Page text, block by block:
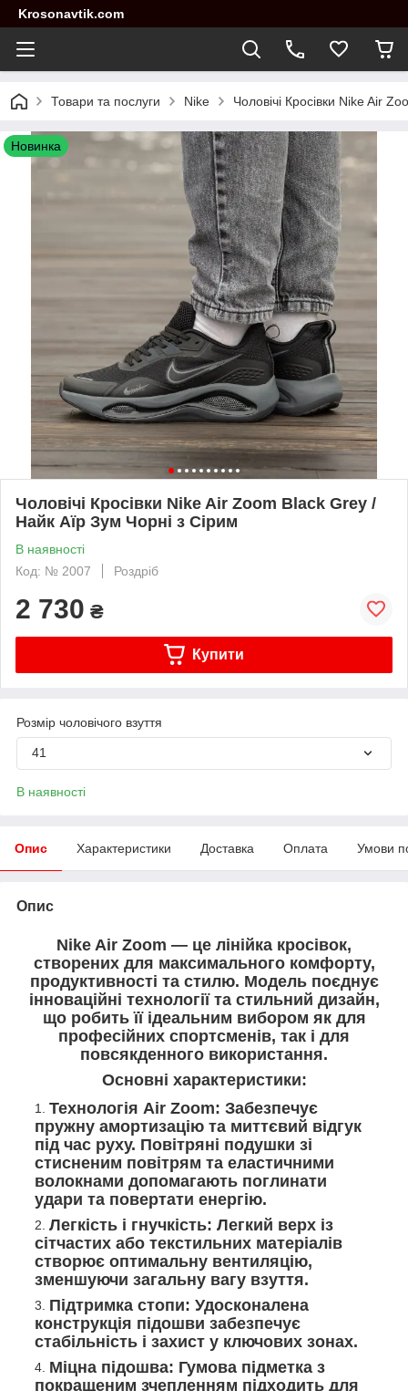
Krosonavtik.com
Товари та послуги Nike Чоловічі Кросівки Nike Air
Новинка
Чоловічі Кросівки Nike Air Zoom Black Grey /
Найк Аїр Зум Чорні з Сірим
В наявності
Код: № 2007
Роздріб
2 730 ₴
Купити
Розмір чоловічого взуття
41
В наявності
Опис Характеристики Доставка Оплата Умови
Опис
Nike Air Zoom — це лінійка кросівок,
створених для максимального комфорту,
продуктивності та стилю. Модель поєднує
інноваційні технології та стильний дизайн,
що робить її ідеальним вибором як для
професійних спортсменів, так і для
повсякденного використання.
Основні характеристики:
Технологія Air Zoom: Забезпечує
пружну амортизацію та миттєвий відгук
під час руху. Повітряні подушки зі
стисненим повітрям та еластичними
волокнами допомагають поглинати
удари та повертати енергію.
Легкість і гнучкість: Легкий верх із
сітчастих або текстильних матеріалів
створює оптимальну вентиляцію,
зменшуючи загальну вагу взуття.
Підтримка стопи: Удосконалена
конструкція підошви забезпечує
стабільність і захист у ключових зонах.
Міцна підошва: Гумова підметка з
покращеним зчепленням підходить для